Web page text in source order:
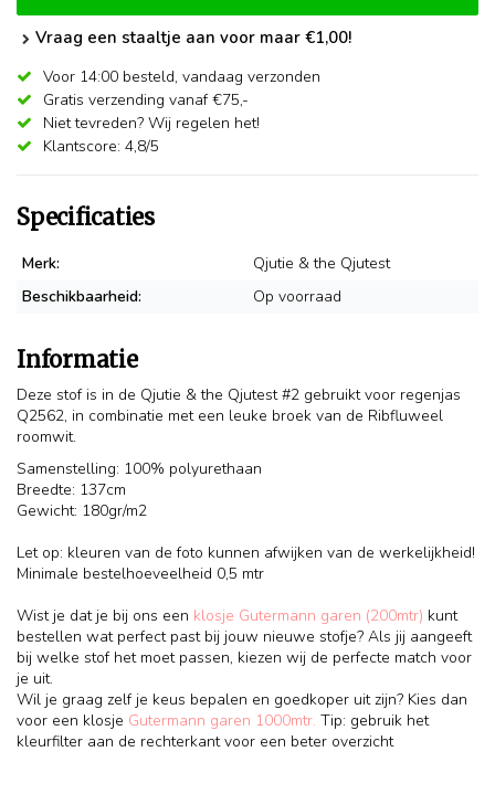
Vraag een staaltje aan voor maar €1,00!
Voor 14:00 besteld, vandaag verzonden
Gratis verzending vanaf €75,-
Niet tevreden? Wij regelen het!
Klantscore: 4,8/5
Specificaties
Merk:
Qjutie & the Qjutest
Beschikbaarheid:
Op voorraad
Informatie
Deze stof is in de Qjutie & the Qjutest #2 gebruikt voor regenjas
Q2562, in combinatie met een leuke broek van de Ribfluweel
roomwit.
Samenstelling: 100% polyurethaan
Breedte: 137cm
Gewicht: 180gr/m2
Let op: kleuren van de foto kunnen afwijken van de werkelijkheid!
Minimale bestelhoeveelheid 0,5 mtr
Wist je dat je bij ons een klosje Gutermann garen (200mtr) kunt
bestellen wat perfect past bij jouw nieuwe stofje? Als jij aangeeft
bij welke stof het moet passen, kiezen wij de perfecte match voor
je uit.
Wil je graag zelf je keus bepalen en goedkoper uit zijn? Kies dan
voor een klosje Gutermann garen 1000mtr. Tip: gebruik het
kleurfilter aan de rechterkant voor een beter overzicht